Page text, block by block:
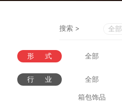
搜索 > 全部
形式 全部
行业 全部
箱包饰品